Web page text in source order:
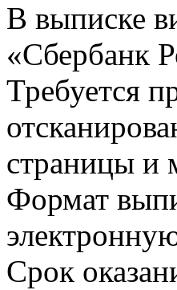
В выписке
«Сбербанк
Требуется
страницы и
Формат
Срок